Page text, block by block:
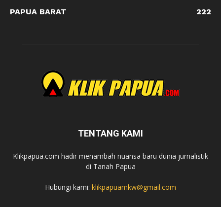
PAPUA BARAT
222
TENTANG KAMI
Klikpapua.com hadir menambah nuansa baru dunia jurnalistik
di Tanah Papua
Hubungi kami: klikpapuamkw@gmail.com